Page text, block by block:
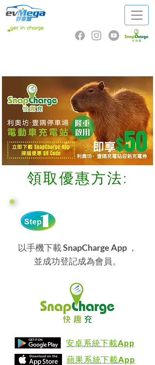
領取優惠方法:
以手機下載SnapCharge App ，
並成功登記成為會員。
安卓系統下載App
蘋果系統下載App